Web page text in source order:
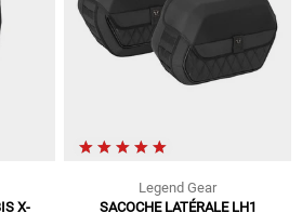
X-
Legend Gear
SACOCHE LATÉRALE LH1